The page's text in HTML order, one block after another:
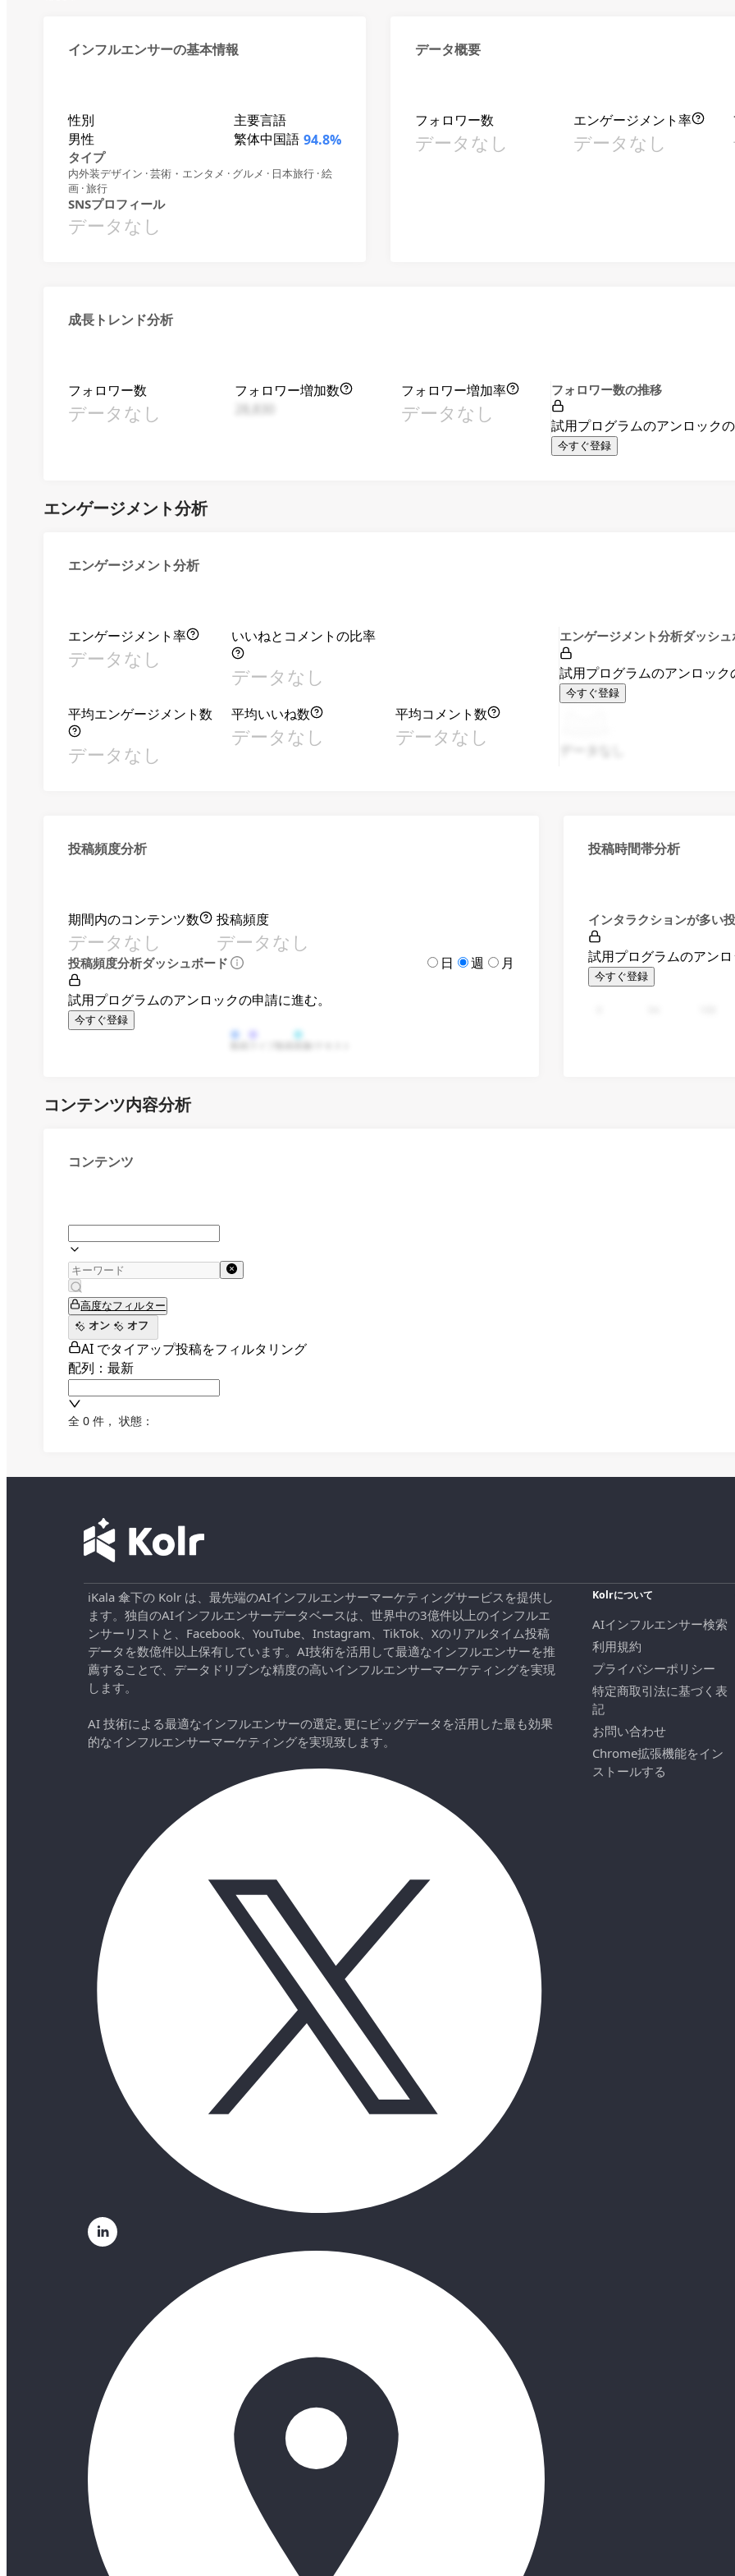
インフルエンサーの基本情報
性別
男性
主要言語
繁体中国語 94.8%
タイプ
内外装デザイン · 芸術・エンタメ · グルメ · 日本旅行 · 絵
画 · 旅行
SNSプロフィール
データなし
データ概要
フォロワー数
データなし
エンゲージメント率
データなし
成長トレンド分析
フォロワー数
データなし
フォロワー増加数
フォロワー増加率
データなし
フォロワー数の推移
試用プログラムのアンロックの
今すぐ登録
エンゲージメント分析
エンゲージメント分析
エンゲージメント率
データなし
いいねとコメントの比率
データなし
平均エンゲージメント数
データなし
平均いいね数
データなし
平均コメント数
データなし
エンゲージメント分析ダッシュ
試用プログラムのアンロック
今すぐ登録
投稿頻度分析
期間内のコンテンツ数
データなし
投稿頻度
データなし
投稿頻度分析ダッシュボード 日 週 月
試用プログラムのアンロックの申請に進む。
今すぐ登録
投稿時間帯分析
インタラクションが多い
試用プログラムのアンロ
今すぐ登録
コンテンツ内容分析
コンテンツ
高度なフィルター
オン
オフ
AI でタイアップ投稿をフィルタリング
配列：最新
全 0 件 ， 状態：
iKala 傘下の Kolr は、最先端のAIインフルエンサーマーケティングサービスを提供し
ます。独自のAIインフルエンサーデータベースは、世界中の3億件以上のインフルエ
ンサーリストと、Facebook、YouTube、Instagram、TikTok、Xのリアルタイム投稿
データを数億件以上保有しています。AI技術を活用して最適なインフルエンサーを推
薦することで、データドリブンな精度の高いインフルエンサーマーケティングを実現
します。
AI 技術による最適なインフルエンサーの選定｡更にビッグデータを活用した最も効果
的なインフルエンサーマーケティングを実現致します。
Kolrについて
AIインフルエンサー検索
利用規約
プライバシーポリシー
特定商取引法に基づく表
記
お問い合わせ
Chrome拡張機能をイン
ストールする